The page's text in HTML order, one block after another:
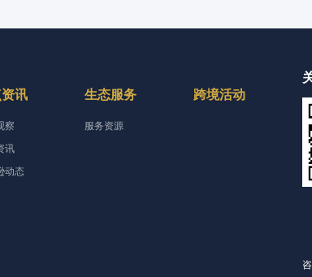
讯
察
讯
动态
生态服务
服务资源
跨境活动